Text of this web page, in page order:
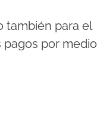
también para el
por medio